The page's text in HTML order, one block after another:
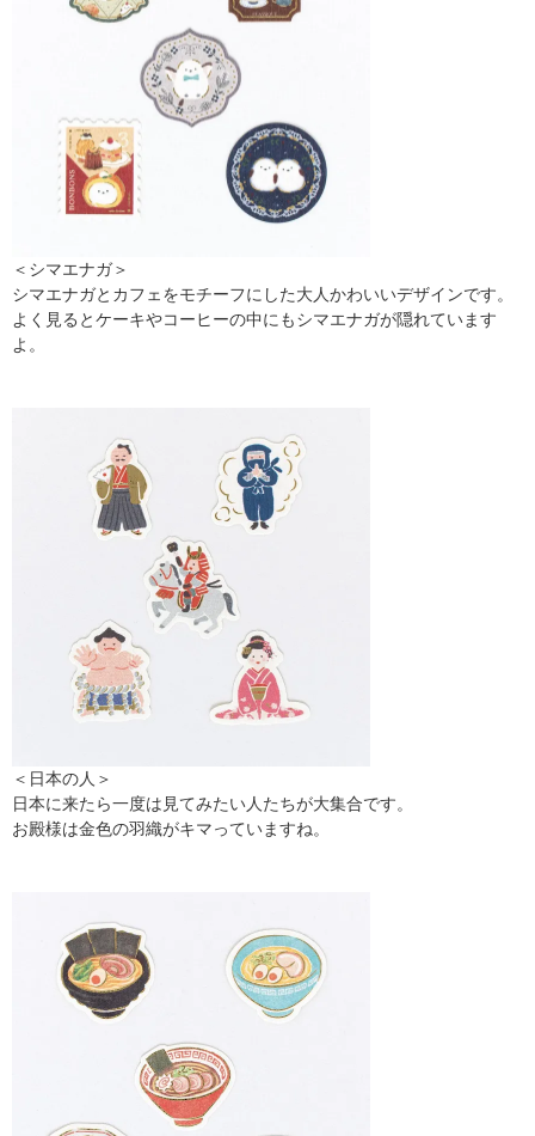
＜シマエナガ＞
シマエナガとカフェをモチーフにした大人かわいいデザインです。
よく見るとケーキやコーヒーの中にもシマエナガが隠れています
よ。
＜日本の人＞
日本に来たら一度は見てみたい人たちが大集合です。
お殿様は金色の羽織がキマっていますね。